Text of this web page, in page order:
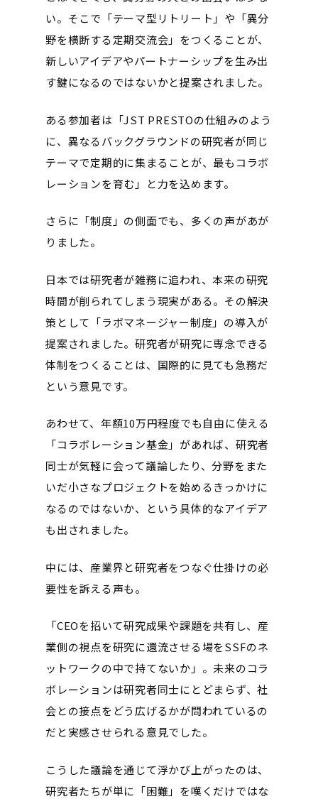
い。そこで「テーマ型リトリート」や「異分
野を横断する定期交流会」をつくることが、
新しいアイデアやパートナーシップを生み出
す鍵になるのではないかと提案されました。
ある参加者は「JST PRESTOの仕組みのよう
に、異なるバックグラウンドの研究者が同じ
テーマで定期的に集まることが、最もコラボ
レーションを育む」と力を込めます。
さらに「制度」の側面でも、多くの声があが
りました。
日本では研究者が雑務に追われ、本来の研究
時間が削られてしまう現実がある。その解決
策として「ラボマネージャー制度」の導入が
提案されました。研究者が研究に専念できる
体制をつくることは、国際的に見ても急務だ
という意見です。
あわせて、年額10万円程度でも自由に使える
「コラボレーション基金」があれば、研究者
同士が気軽に会って議論したり、分野をまた
いだ小さなプロジェクトを始めるきっかけに
なるのではないか、という具体的なアイデア
も出されました。
中には、産業界と研究者をつなぐ仕掛けの必
要性を訴える声も。
「CEOを招いて研究成果や課題を共有し、産
業側の視点を研究に還流させる場をSSFのネ
ットワークの中で持てないか」。未来のコラ
ボレーションは研究者同士にとどまらず、社
会との接点をどう広げるかが問われているの
だと実感させられる意見でした。
こうした議論を通じて浮かび上がったのは、
研究者たちが単に「困難」を嘆くだけではな